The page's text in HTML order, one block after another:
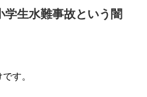
学生水難事故という闇
す。